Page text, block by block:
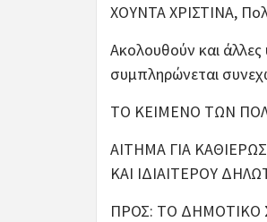
ΧΟΥΝΤΑ ΧΡΙΣΤΙΝΑ,
Ακολουθούν και
συμπληρώνεται
ΤΟ ΚΕΙΜΕΝΟ ΤΩΝ
ΑΙΤΗΜΑ ΓΙΑ
ΚΑΙ ΙΔΙΑΙΤΕΡΟΥ
ΠΡΟΣ: ΤΟ ΔΗΜΟΤΙΚΟ